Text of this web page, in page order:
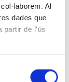
Al
dades que
partir de l'ús
sessió
analitzar les
en 2018, així
preparant en
de